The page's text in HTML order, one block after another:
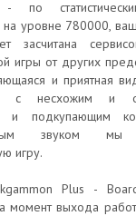
- по
на уровне 780000,
засчитана
игры от других
и приятная
с несхожим и
и подкупающим
звуком мы
игру.
Plus -
момент выхода